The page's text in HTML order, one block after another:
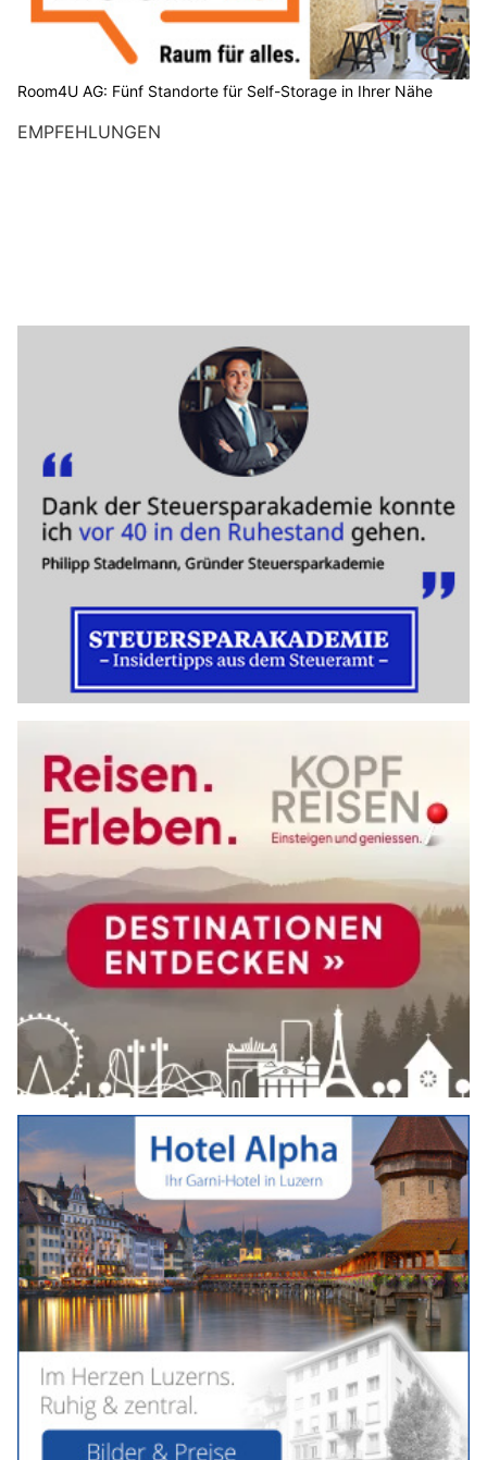
Room4U AG: Fünf Standorte für Self-Storage in Ihrer Nähe
EMPFEHLUNGEN